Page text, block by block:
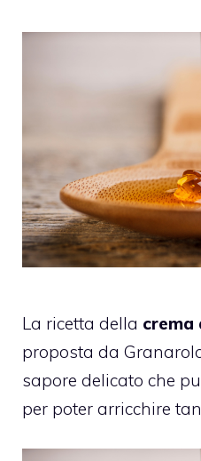
La ricetta della crema
proposta da
sapore delicato che
per poter arricchire